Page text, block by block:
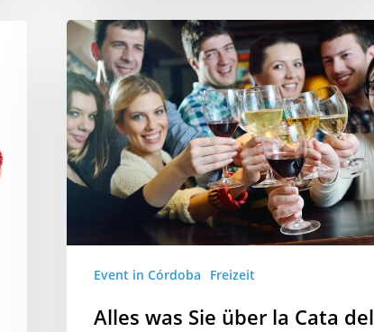
Event in Córdoba Freizeit
Alles was Sie über la Cata del